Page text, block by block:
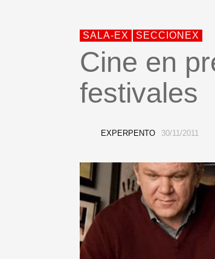
SALA-EX SECCIONEX
Cine en
festivales
EXPERPENTO 30/11/2011